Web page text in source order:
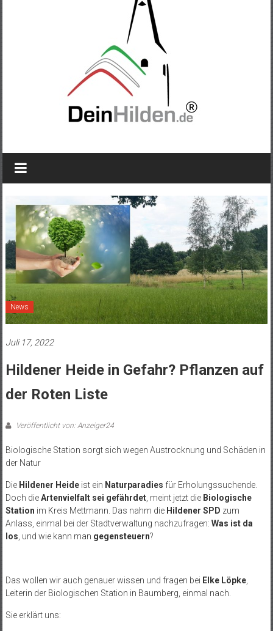
News
Juli 17, 2022
Hildener Heide in Gefahr? Pflanzen auf
der Roten Liste
Veröffentlicht von: Anzeiger24
Biologische Station sorgt sich wegen Austrocknung und Schäden in
der Natur
Die Hildener Heideist ein Naturparadies für Erholungssuchende.
Doch dieArtenvielfalt sei gefährdet, meint jetzt die Biologische
Station im Kreis Mettmann. Das nahm die Hildener SPD zum
Anlass, einmal bei der Stadtverwaltung nachzufragen: Was ist da
los , und wie kann man gegensteuern?
Das wollen wir auch genauer wissen und fragen bei Elke Löpke,
Leiterin der Biologischen Station in Baumberg, einmal nach.
Sie erklärt uns: